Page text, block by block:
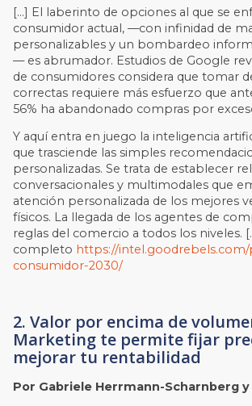
[…] El laberinto de opciones al que se
consumidor actual, —con infinidad de
personalizables y un bombardeo
— es abrumador. Estudios de Google
de consumidores considera que tomar
correctas requiere más esfuerzo que
56% ha abandonado compras por
Y aquí entra en juego la inteligencia
que trasciende las simples
personalizadas. Se trata de establecer
conversacionales y multimodales que
atención personalizada de los mejores
físicos. La llegada de los agentes de
reglas del comercio a todos los niveles.
completo https://intel.goodrebels.com/
consumidor-2030/
2. Valor por encima de
Marketing te permite fijar
mejorar tu rentabilidad
Por Gabriele Herrmann-Scharnberg